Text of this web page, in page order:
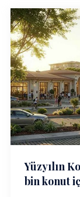
Yüzyılın
bin konut